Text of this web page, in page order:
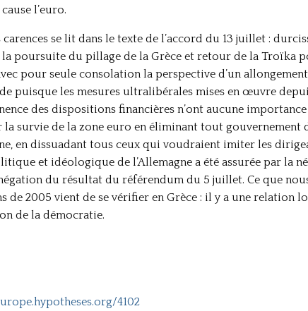
l’euro.
se lit dans le texte de l’accord du 13 juillet :
poursuite du pillage de la Grèce et retour de la Troïka
pour seule consolation la perspective d’un
puisque les mesures ultralibérales mises en œuvre
des dispositions financières n’ont aucune
la survie de la zone euro en éliminant tout gouvernement
en dissuadant tous ceux qui voudraient imiter les
et idéologique de l’Allemagne a été assurée par la
du résultat du référendum du 5 juillet. Ce que
de 2005 vient de se vérifier en Grèce : il y a une relation
de la démocratie.
4102